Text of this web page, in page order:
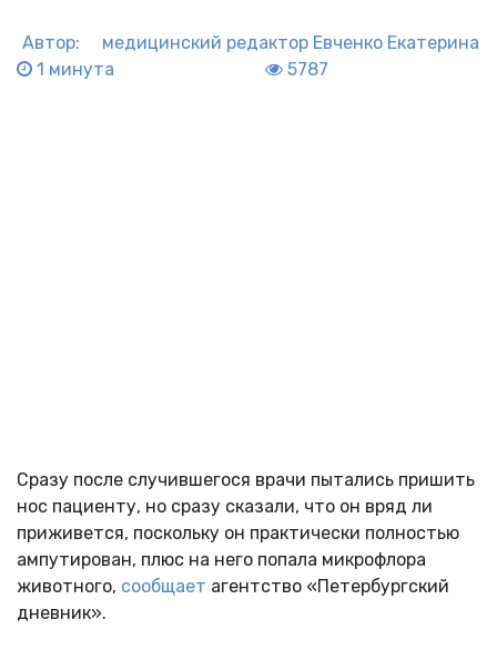
Автор: медицинский редактор Евченко Екатерина
1 минута
5787
Сразу после случившегося врачи пытались пришить
нос пациенту, но сразу сказали, что он вряд ли
приживется, поскольку он практически полностью
ампутирован, плюс на него попала микрофлора
животного, сообщает агентство «Петербургский
дневник».